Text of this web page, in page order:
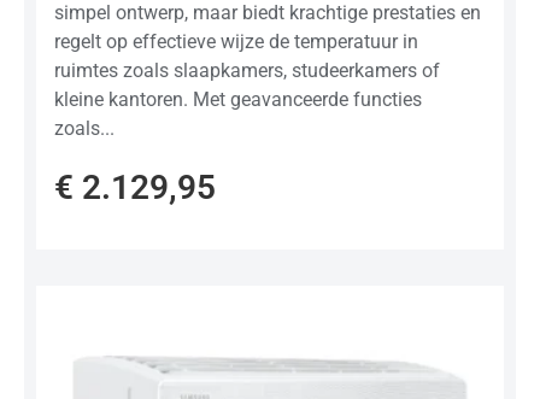
simpel ontwerp, maar biedt krachtige prestaties en
regelt op effectieve wijze de temperatuur in
ruimtes zoals slaapkamers, studeerkamers of
kleine kantoren. Met geavanceerde functies
zoals...
€ 2.129,95